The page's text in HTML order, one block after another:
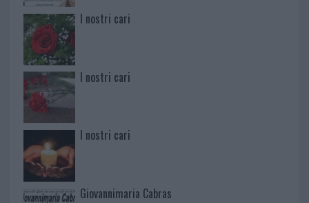
I nostri cari
I nostri cari
I nostri cari
Giovannimaria Cabras